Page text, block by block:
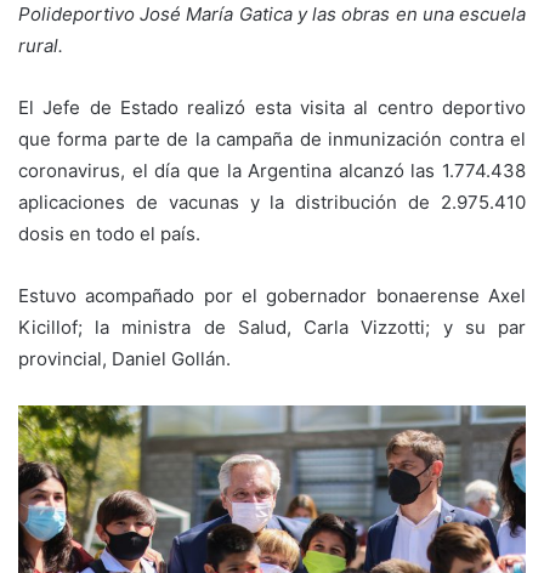
Polideportivo José María Gatica y las obras en una escuela
rural.
El Jefe de Estado realizó esta visita al centro deportivo
que forma parte de la campaña de inmunización contra el
coronavirus, el día que la Argentina alcanzó las 1.774.438
aplicaciones de vacunas y la distribución de 2.975.410
dosis en todo el país.
Estuvo acompañado por el gobernador bonaerense Axel
Kicillof; la ministra de Salud, Carla Vizzotti; y su par
provincial, Daniel Gollán.